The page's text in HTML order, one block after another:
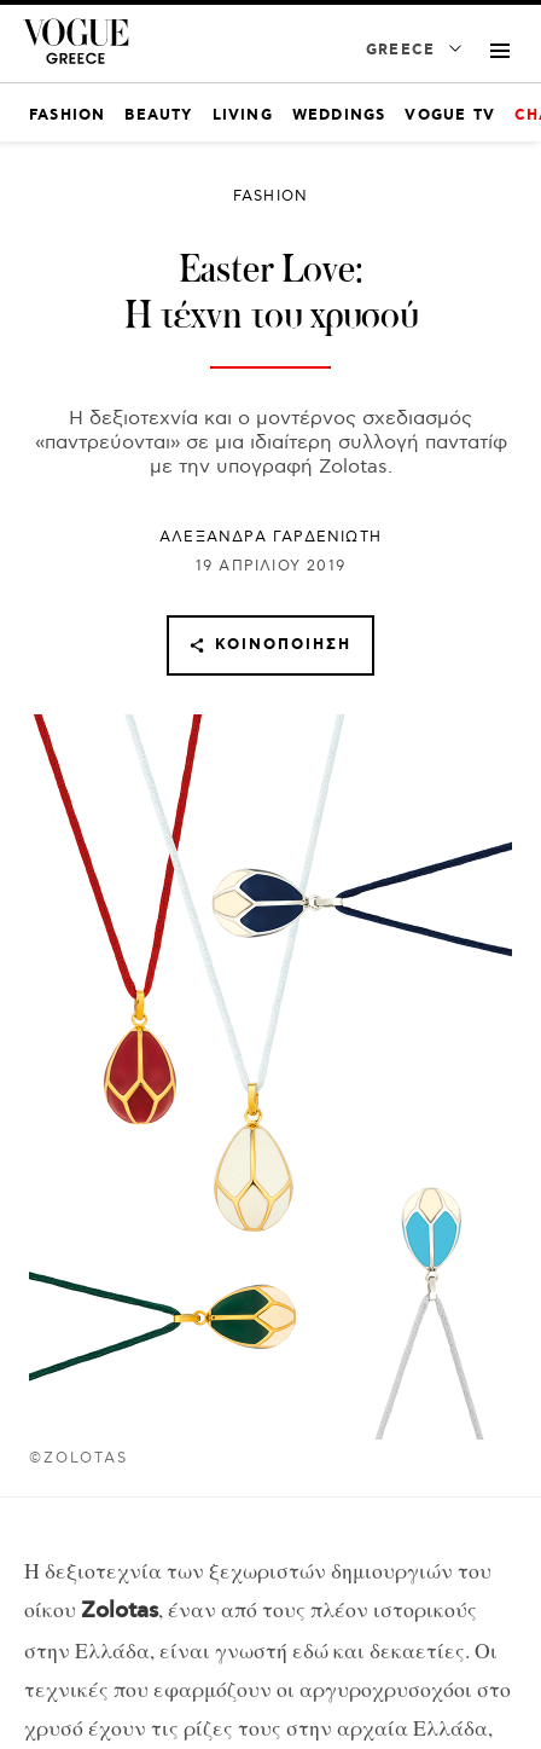
GREECE
FASHION BEAUTY LIVING WEDDINGS VOGUE TV
©ZOLOTAS
FASHION
Εaster Love:
Η τέχνη του χρυσού
Η δεξιοτεχνία και ο μοντέρνος σχεδιασμός
«παντρεύονται» σε μια ιδιαίτερη συλλογή παντατίφ
με την υπογραφή Zolotas.
ΑΛΕΞΑΝΔΡΑ ΓΑΡΔΕΝΙΩΤΗ
19 ΑΠΡΙΛΊΟΥ 2019
ΚΟΙΝΟΠΟΊΗΣΗ
Η δεξιοτεχνία των ξεχωριστών δημιουργιών του
οίκου Zolotas, έναν από τους πλέον ιστορικούς
στην Ελλάδα, είναι γνωστή εδώ και δεκαετίες. Οι
τεχνικές που εφαρμόζουν οι αργυροχρυσοχόοι στο
χρυσό έχουν τις ρίζες τους στην αρχαία Ελλάδα,